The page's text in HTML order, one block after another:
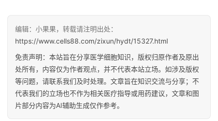
编辑：小果果，转载请注明出处：
https://www.cells88.com/zixun/hydt/15327.html
免责声明：本站旨在分享医学细胞知识，版权归原作者及原出
处所有，内容仅为作者观点，并不代表本站立场。如涉及版权
等问题，请联系我们及时处理。文章旨在知识交流与分享；不
代表我们的立场也不作为相关医疗指导或用药建议，文章和图
片部分内容为AI辅助生成仅作参考。